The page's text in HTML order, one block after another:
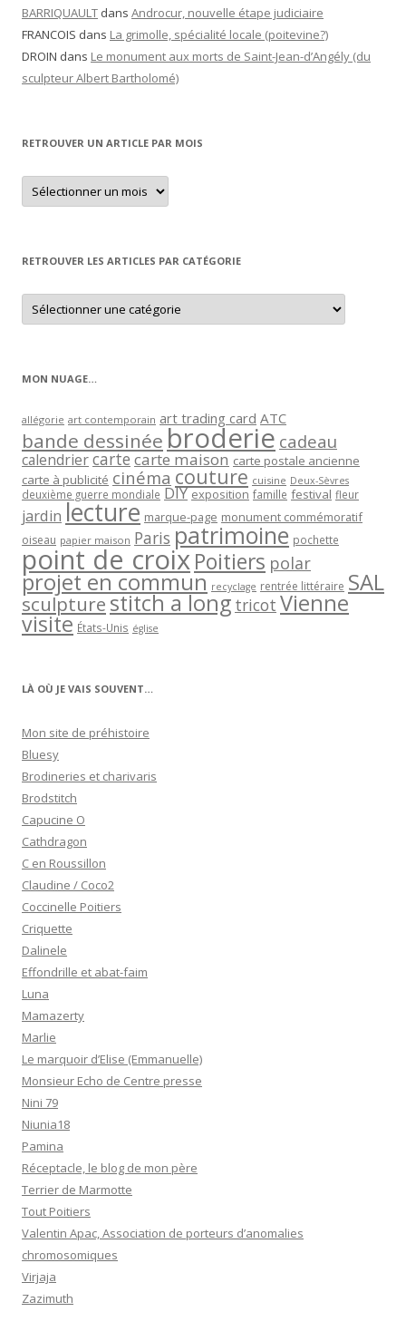
BARRIQUAULT dans Androcur, nouvelle étape judiciaire
FRANCOIS dans La grimolle, spécialité locale (poitevine?)
DROIN dans Le monument aux morts de Saint-Jean-d’Angély (du
sculpteur Albert Bartholomé)
RETROUVER UN ARTICLE PAR MOIS
Retrouver
un
article
RETROUVER LES ARTICLES PAR CATÉGORIE
Retrouver
les
articles
MON NUAGE…
allégorie art contemporain art trading card ATC
bande dessinée broderie cadeau
calendriercartecarte maison carte postale ancienne
carte à publicité cinéma couture cuisine Deux-Sèvres
deuxième guerre mondiale DIY exposition famille festival fleur
jardin lecture marque-page monument commémoratif
oiseau papier maison Paris patrimoine pochette
point de croixPoitiers polar
projet en commun recyclage rentrée littéraire SAL
sculpturestitch a long tricot Vienne
visite États-Unis église
LÀ OÙ JE VAIS SOUVENT…
Mon site de préhistoire
Bluesy
Brodineries et charivaris
Brodstitch
Capucine O
Cathdragon
C en Roussillon
Claudine / Coco2
Coccinelle Poitiers
Criquette
Dalinele
Effondrille et abat-faim
Luna
Mamazerty
Marlie
Le marquoir d’Elise (Emmanuelle)
Monsieur Echo de Centre presse
Nini 79
Niunia18
Pamina
Réceptacle, le blog de mon père
Terrier de Marmotte
Tout Poitiers
Valentin Apac, Association de porteurs d’anomalies
chromosomiques
Virjaja
Zazimuth